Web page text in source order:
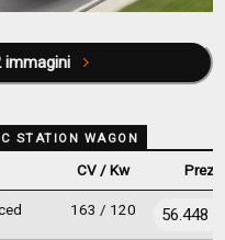
Tutta la gallery - 12 immagini
STATION WAGON
CV / Kw
163 / 120 56.448 €